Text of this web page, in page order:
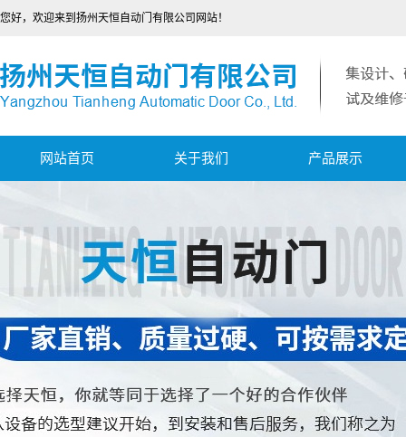
您好，欢迎来到扬州天恒自动门有限公司网站！
网站首页 关于我们 产品展示